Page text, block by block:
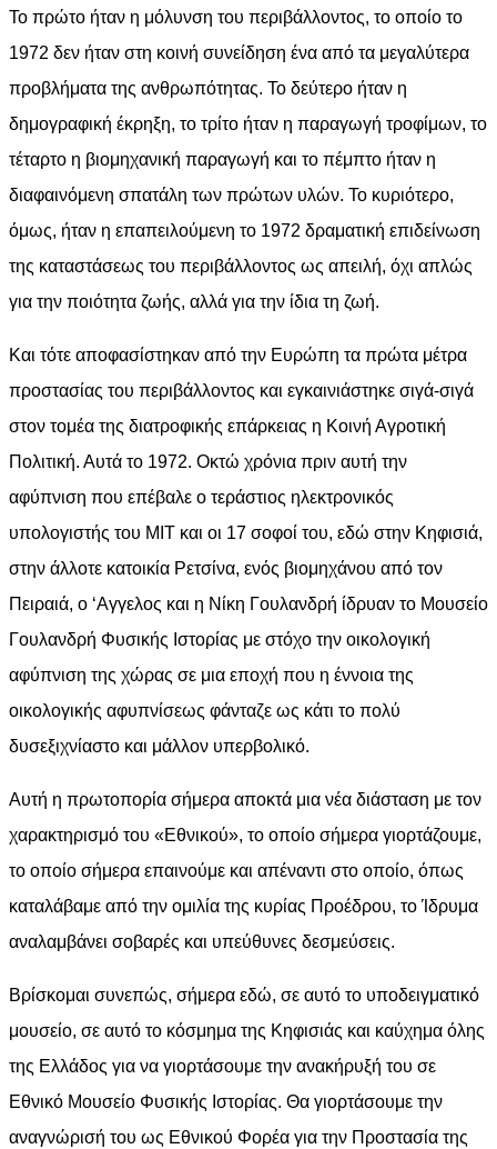
Το πρώτο ήταν η μόλυνση του περιβάλλοντος, το οποίο το
1972 δεν ήταν στη κοινή συνείδηση ένα από τα μεγαλύτερα
προβλήματα της ανθρωπότητας. Το δεύτερο ήταν η
δημογραφική έκρηξη, το τρίτο ήταν η παραγωγή τροφίμων, το
τέταρτο η βιομηχανική παραγωγή και το πέμπτο ήταν η
διαφαινόμενη σπατάλη των πρώτων υλών. Το κυριότερο,
όμως, ήταν η επαπειλούμενη το 1972 δραματική επιδείνωση
της καταστάσεως του περιβάλλοντος ως απειλή, όχι απλώς
για την ποιότητα ζωής, αλλά για την ίδια τη ζωή.
Και τότε αποφασίστηκαν από την Ευρώπη τα πρώτα μέτρα
προστασίας του περιβάλλοντος και εγκαινιάστηκε σιγά-σιγά
στον τομέα της διατροφικής επάρκειας η Κοινή Αγροτική
Πολιτική. Αυτά το 1972. Οκτώ χρόνια πριν αυτή την
αφύπνιση που επέβαλε ο τεράστιος ηλεκτρονικός
υπολογιστής του MIT και οι 17 σοφοί του, εδώ στην Κηφισιά,
στην άλλοτε κατοικία Ρετσίνα, ενός βιομηχάνου από τον
Πειραιά, ο ‘Αγγελος και η Νίκη Γουλανδρή ίδρυαν το Μουσείο
Γουλανδρή Φυσικής Ιστορίας με στόχο την οικολογική
αφύπνιση της χώρας σε μια εποχή που η έννοια της
οικολογικής αφυπνίσεως φάνταζε ως κάτι το πολύ
δυσεξιχνίαστο και μάλλον υπερβολικό.
Αυτή η πρωτοπορία σήμερα αποκτά μια νέα διάσταση με τον
χαρακτηρισμό του «Εθνικού», το οποίο σήμερα γιορτάζουμε,
το οποίο σήμερα επαινούμε και απέναντι στο οποίο, όπως
καταλάβαμε από την ομιλία της κυρίας Προέδρου, το Ίδρυμα
αναλαμβάνει σοβαρές και υπεύθυνες δεσμεύσεις.
Βρίσκομαι συνεπώς, σήμερα εδώ, σε αυτό το υποδειγματικό
μουσείο, σε αυτό το κόσμημα της Κηφισιάς και καύχημα όλης
της Ελλάδος για να γιορτάσουμε την ανακήρυξή του σε
Εθνικό Μουσείο Φυσικής Ιστορίας. Θα γιορτάσουμε την
αναγνώρισή του ως Εθνικού Φορέα για την Προστασία της